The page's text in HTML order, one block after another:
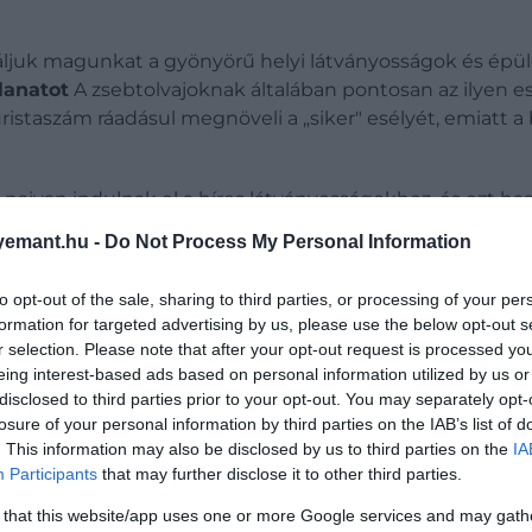
- Do Not Process My Personal Information
opt-out of the sale, sharing to third parties, or processing of your
for targeted advertising by us, please use the below opt-out
selection. Please note that after your opt-out request is processed
interest-based ads based on personal information utilized by us
to third parties prior to your opt-out. You may separately
of your personal information by third parties on the IAB’s list of
This information may also be disclosed by us to third parties on the
Participants that may further disclose it to other third parties.
that this website/app uses one or more Google services and may
magunkat a gyönyörű helyi látványosságok és
A zsebtolvajoknak általában pontosan az ilyen
ráadásul megnöveli a „siker" esélyét,
indulnak el a híres látványosságokhoz, és ezt
eredményeket hozott, mivel a
került a lista élére.